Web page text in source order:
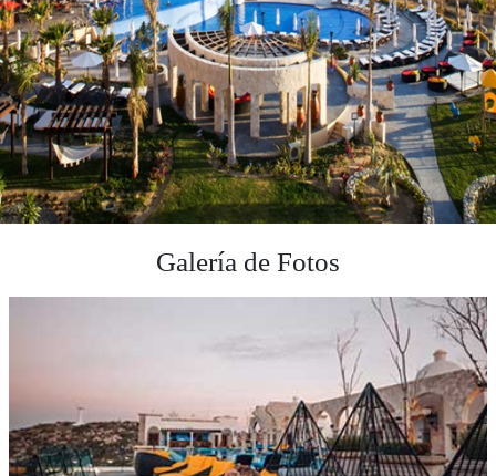
Galería de Fotos